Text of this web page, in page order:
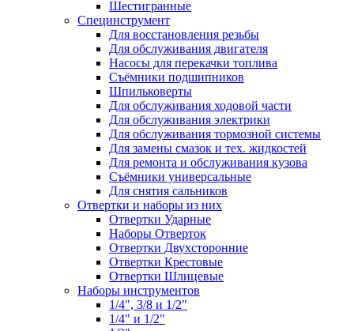
Шестигранные
Специнструмент
Для восстановления резьбы
Для обслуживания двигателя
Насосы для перекачки топлива
Съёмники подшипников
Шпильковерты
Для обслуживания ходовой части
Для обслуживания электрики
Для обслуживания тормозной системы
Для замены смазок и тех. жидкостей
Для ремонта и обслуживания кузова
Съёмники универсальные
Для снятия сальников
Отвертки и наборы из них
Отвертки Ударные
Наборы Отверток
Отвертки Двухсторонние
Отвертки Крестовые
Отвертки Шлицевые
Наборы инструментов
1/4", 3/8 и 1/2"
1/4" и 1/2"